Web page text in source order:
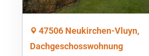
47506 Neukirchen-Vluyn,
Dachgeschosswohnung